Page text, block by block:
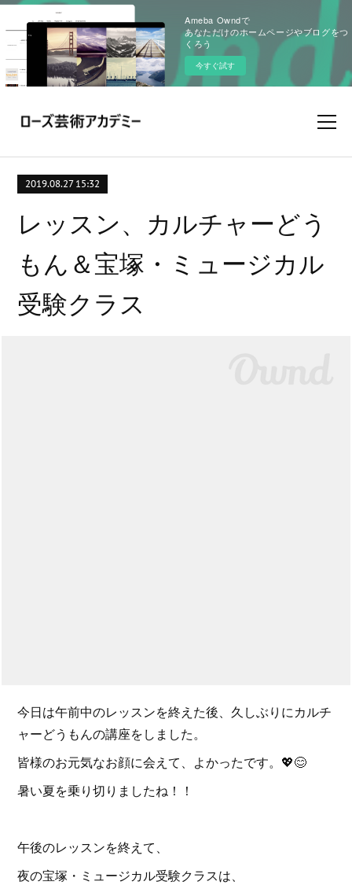
Ameba Owndで
あなただけのホームページやブログをつ
くろう
今すぐ試す
2019.08.27 15:32
レッスン、カルチャーどう
もん＆宝塚・ミュージカル
受験クラス
今日は午前中のレッスンを終えた後、久しぶりにカルチ
ャーどうもんの講座をしました。
皆様のお元気なお顔に会えて、よかったです。💖😊
暑い夏を乗り切りましたね！！
午後のレッスンを終えて、
夜の宝塚・ミュージカル受験クラスは、